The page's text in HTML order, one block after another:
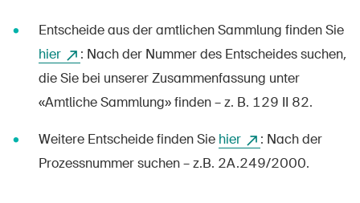
Entscheide aus der amtlichen Sammlung finden Sie
hier
: Nach der Nummer des Entscheides suchen,
die Sie bei unserer Zusammenfassung unter
«Amtliche Sammlung» finden – z. B. 129 II 82.
Weitere Entscheide finden Sie hier
: Nach der
Prozessnummer suchen – z.B. 2A.249/2000.